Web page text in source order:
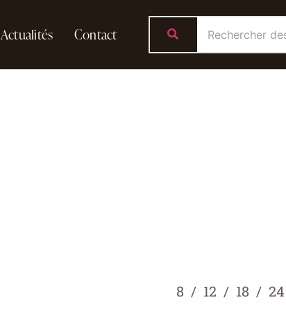
Actualités Contact
8 12 18 24